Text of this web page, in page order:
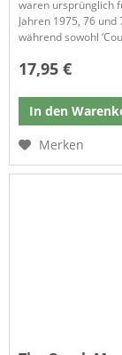
waren ursprünglich
Jahren 1975, 76 und
während sowohl
17,95 €
In den
Merken